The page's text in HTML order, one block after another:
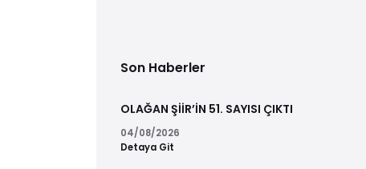
Son Haberler
OLAĞAN ŞİİR’İN 51. SAYISI ÇIKTI
04/08/2026
Detaya Git